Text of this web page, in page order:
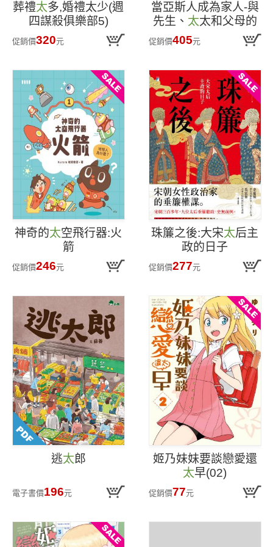
葬禮太多,婚禮太少(週
四謀殺俱樂部5)
促銷價320元
當亞斯人成為家人-與
先生、 太太和父母的
亞斯相處指南
促銷價405元
神奇的太空飛行器:火
箭
促銷價246元
珠簾之後:大宋太后主
政的日子
促銷價277元
逃太郎
電子書價196元
姬乃妹妹要談戀愛還
太早(02)
促銷價77元